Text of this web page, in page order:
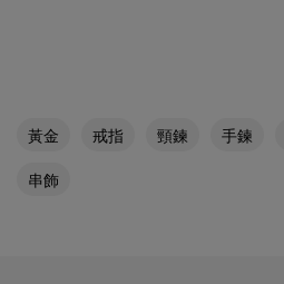
黃金 戒指 頸鍊 手鍊
串飾